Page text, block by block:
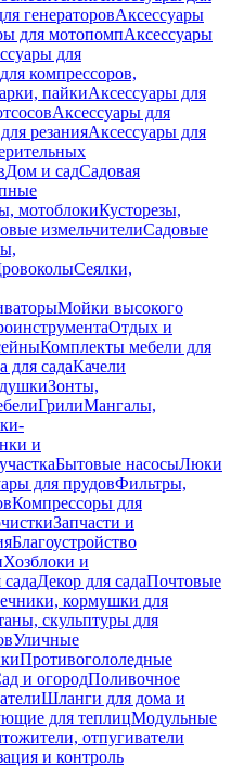
генераторовАксессуары
для мотопомпАксессуары
для
компрессоров,
пайкиАксессуары для
Аксессуары для
резанияАксессуары для
Дом и садСадовая
мотоблокиКусторезы,
измельчителиСадовые
Сеялки,
Мойки высокого
Отдых и
Комплекты мебели для
для садаКачели
Зонты,
ГрилиМангалы,
и
Бытовые насосыЛюки
для прудовФильтры,
Компрессоры для
Запчасти и
Благоустройство
Хозблоки и
Декор для садаПочтовые
кормушки для
скульптуры для
Уличные
Противогололедные
и огородПоливочное
Шланги для дома и
для теплицМодульные
отпугиватели
и контроль